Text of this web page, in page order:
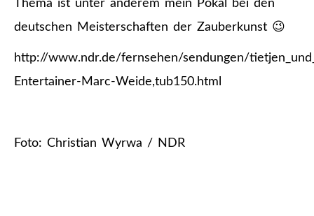
Thema ist unter anderem mein Pokal bei den
deutschen Meisterschaften der Zauberkunst 😉
http://www.ndr.de/fernsehen/sendungen/
Entertainer-Marc-Weide,tub150.html
Foto: Christian Wyrwa / NDR